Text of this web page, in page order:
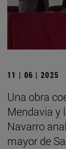
11 | 06 | 2025
Una obra
Mendavia y
Navarro
mayor de